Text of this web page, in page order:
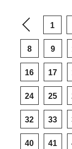
1
8 9
16 17
24 25
32 33
40 41